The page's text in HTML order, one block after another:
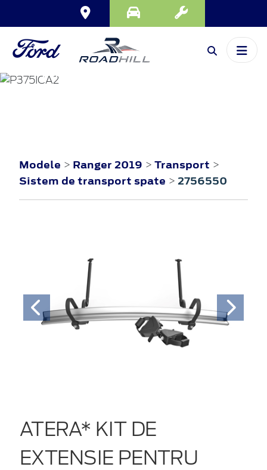
RANGER
Modele > Ranger 2019 > Transport >
Sistem de transport spate > 2756550
ATERA* KIT DE
EXTENSIE PENTRU